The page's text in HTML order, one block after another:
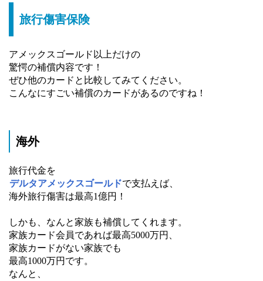
旅行傷害保険
アメックスゴールド以上だけの
驚愕の補償内容です！
ぜひ他のカードと比較してみてください。
こんなにすごい補償のカードがあるのですね！
海外
旅行代金を
デルタアメックスゴールドで支払えば、
海外旅行傷害は最高1億円！
しかも、なんと家族も補償してくれます。
家族カード会員であれば最高5000万円、
家族カードがない家族でも
最高1000万円です。
なんと、